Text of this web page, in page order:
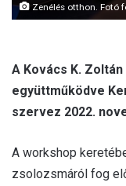
Zenélés otthon. Fotó
A Kovács K.
együttműködve
szervez 2022.
A workshop
zsolozsmáról fog